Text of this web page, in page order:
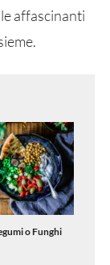
affascinanti
o Funghi